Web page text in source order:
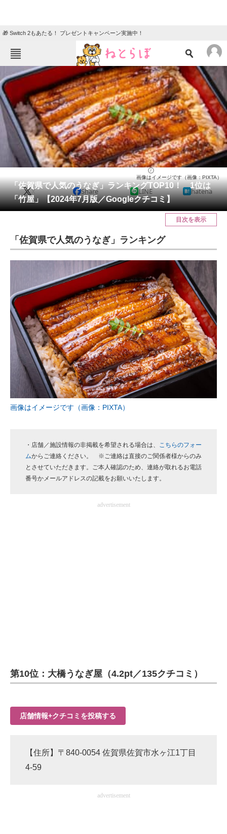
🎁 Switch 2もあたる！ プレゼントキャンペーン実施中！
ねとらぼメニュー
TOP ニュース
エンタメ クイズ
グルメ 地域
住まい 教育・育児
動物 リサーチ
会員記事
メディア
ITの今と未来を見通す
スマホと通信の最新トレンド
進化するPCとデバイスの未来
好きが集まる 比べて選べる
ビジネスと働き方のヒント
AI活用のいまが分かる
企業ITのトレンドを詳説
ITエンジニア向け専門サイト
企業向けIT製品の総合サイト
「佐賀県で人気のうなぎ」ランキングTOP10！ 1位は
「竹屋」【2024年7月版／Googleクチコミ】
画像はイメージです（画像：PIXTA）
X Share LINE hatena
目次を表示
「佐賀県で人気のうなぎ」ランキング
画像はイメージです（画像：PIXTA）
・店舗／施設情報の非掲載を希望される場合は、 こちらのフォー
ムからご連絡ください。 ※ご連絡は直接のご関係者様からのみ
とさせていただきます。ご本人確認のため、連絡が取れるお電話
番号かメールアドレスの記載をお願いいたします。
advertisement
第10位：大橋うなぎ屋（4.2pt／135クチコミ）
店舗情報+クチコミを投稿する
【住所】〒840-0054 佐賀県佐賀市水ヶ江1丁目
4-59
advertisement